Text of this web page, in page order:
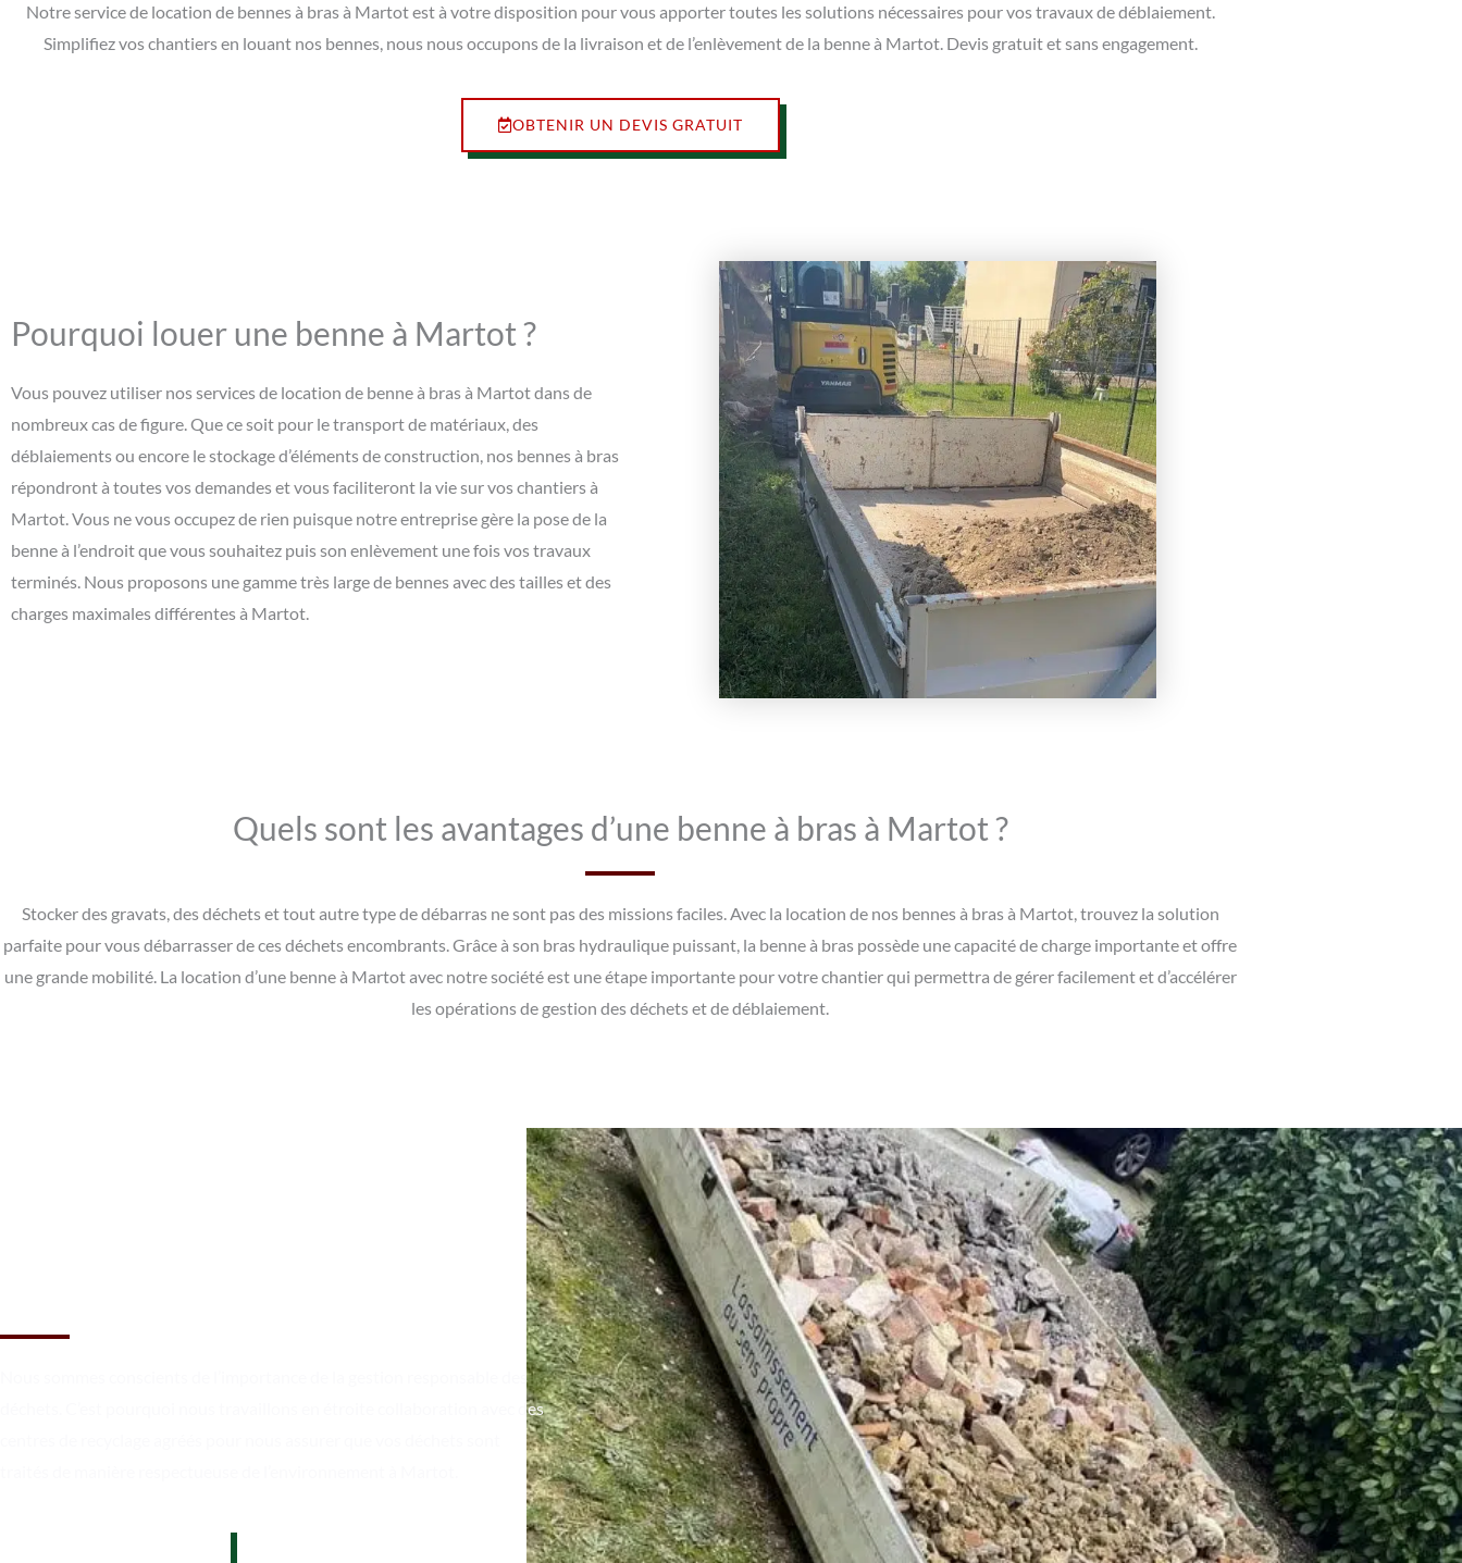
Notre service de location de bennes à bras à Martot est à votre disposition pour vous apporter toutes les solutions nécessaires pour vos travaux de déblaiement.
Simplifiez vos chantiers en louant nos bennes, nous nous occupons de la livraison et de l’enlèvement de la benne à Martot. Devis gratuit et sans engagement.
OBTENIR UN DEVIS GRATUIT
Pourquoi louer une benne à Martot ?
Vous pouvez utiliser nos services de location de benne à bras à Martot dans de
nombreux cas de figure. Que ce soit pour le transport de matériaux, des
déblaiements ou encore le stockage d’éléments de construction, nos bennes à bras
répondront à toutes vos demandes et vous faciliteront la vie sur vos chantiers à
Martot. Vous ne vous occupez de rien puisque notre entreprise gère la pose de la
benne à l’endroit que vous souhaitez puis son enlèvement une fois vos travaux
terminés. Nous proposons une gamme très large de bennes avec des tailles et des
charges maximales différentes à Martot.
Quels sont les avantages d’une benne à bras à Martot ?
Stocker des gravats, des déchets et tout autre type de débarras ne sont pas des missions faciles. Avec la location de nos bennes à bras à Martot, trouvez la solution
parfaite pour vous débarrasser de ces déchets encombrants. Grâce à son bras hydraulique puissant, la benne à bras possède une capacité de charge importante et offre
une grande mobilité. La location d’une benne à Martot avec notre société est une étape importante pour votre chantier qui permettra de gérer facilement et d’accélérer
les opérations de gestion des déchets et de déblaiement.
Nous sommes conscients de l’importance de la gestion responsable des
déchets. C’est pourquoi nous travaillons en étroite collaboration avec des